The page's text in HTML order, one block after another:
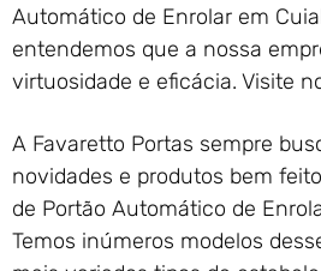
Automático de Enrolar em
entendemos que a nossa
virtuosidade e eficácia. Visite
A Favaretto Portas sempre
novidades e produtos bem
de Portão Automático de
Temos inúmeros modelos